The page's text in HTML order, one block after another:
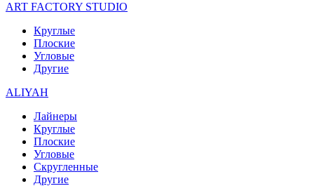
ART FACTORY STUDIO
Круглые
Плоские
Угловые
Другие
ALIYAH
Лайнеры
Круглые
Плоские
Угловые
Скругленные
Другие